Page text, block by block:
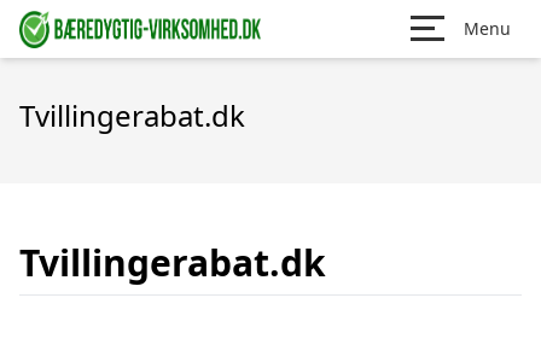
Menu
Tvillingerabat.dk
Tvillingerabat.dk